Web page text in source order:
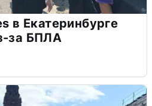
в Екатеринбурге
за БПЛА